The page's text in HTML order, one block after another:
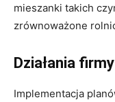
mieszanki takich
zrównoważone
Działania
Implementacja